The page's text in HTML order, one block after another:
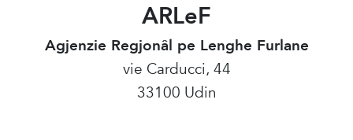
ARLeF
Agjenzie Regjonâl pe Lenghe Furlane
vie Carducci, 44
33100 Udin